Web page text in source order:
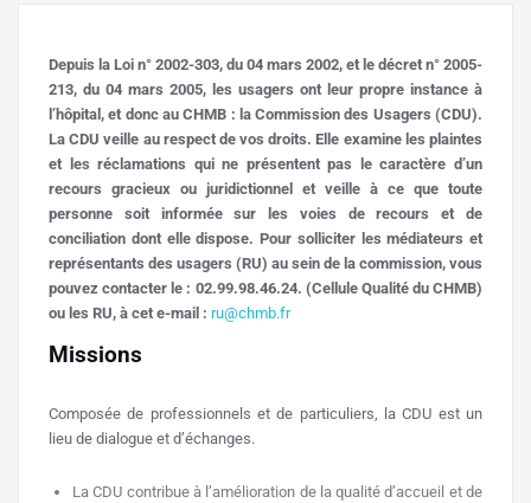
Depuis la Loi n° 2002-303, du 04 mars 2002, et le décret n° 2005-
213, du 04 mars 2005, les usagers ont leur propre instance à
l’hôpital, et donc au CHMB : la Commission des Usagers (CDU).
La CDU veille au respect de vos droits. Elle examine les plaintes
et les réclamations qui ne présentent pas le caractère d’un
recours gracieux ou juridictionnel et veille à ce que toute
personne soit informée sur les voies de recours et de
conciliation dont elle dispose. Pour solliciter les médiateurs et
représentants des usagers (RU) au sein de la commission, vous
pouvez contacter le : 02.99.98.46.24. (Cellule Qualité du CHMB)
ou les RU, à cet e-mail : ru@chmb.fr
Missions
Composée de professionnels et de particuliers, la CDU est un
lieu de dialogue et d’échanges.
La CDU contribue à l’amélioration de la qualité d’accueil et de